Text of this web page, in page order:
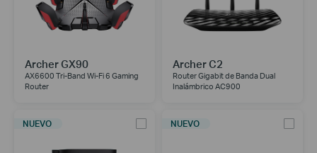
Archer GX90
AX6600 Tri-Band Wi-Fi 6 Gaming
Router
Archer C2
Router Gigabit de Banda Dual
Inalámbrico AC900
NUEVO NUEVO